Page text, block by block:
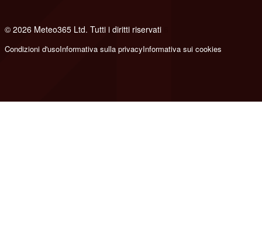
© 2026 Meteo365 Ltd. Tutti i diritti riservati
Condizioni d'usoInformativa sulla privacyInformativa sui cookies